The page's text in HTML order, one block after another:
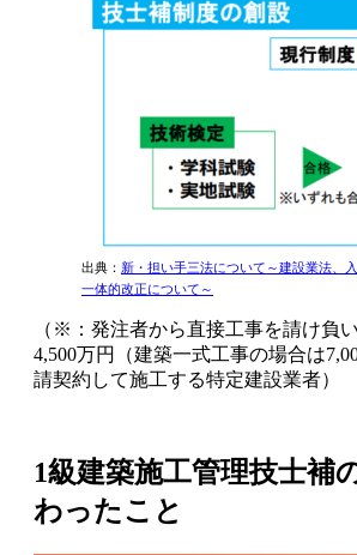
出典： 新・担い手三法について～建設業法、
一体的改正について～
（※：発注者から直接⼯事を請け負
4,500万円（建築⼀式⼯事の場合は
請契約して施⼯する特定建設業者）
1級建築施工管理技士補
わったこと